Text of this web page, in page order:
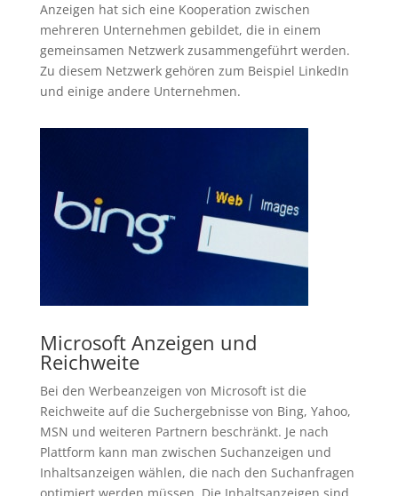
Anzeigen hat sich eine Kooperation zwischen
mehreren Unternehmen gebildet, die in einem
gemeinsamen Netzwerk zusammengeführt werden.
Zu diesem Netzwerk gehören zum Beispiel LinkedIn
und einige andere Unternehmen.
Microsoft Anzeigen und
Reichweite
Bei den Werbeanzeigen von Microsoft ist die
Reichweite auf die Suchergebnisse von Bing, Yahoo,
MSN und weiteren Partnern beschränkt. Je nach
Plattform kann man zwischen Suchanzeigen und
Inhaltsanzeigen wählen, die nach den Suchanfragen